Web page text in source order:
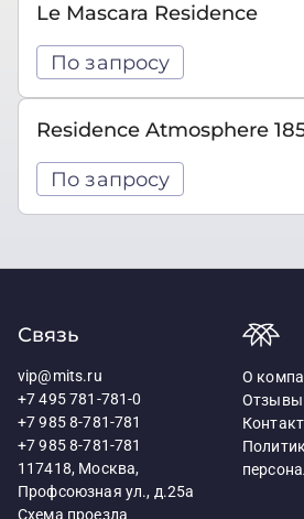
Le Mascara Residence
По запросу
Residence Atmosphere
По запросу
Связь
vip@mits.ru
+7 495 781-781-0
+7 985 8-781-781
+7 985 8-781-781
117418, Москва,
Профсоюзная ул., д.25а
Схема проезда
О
Отзывы